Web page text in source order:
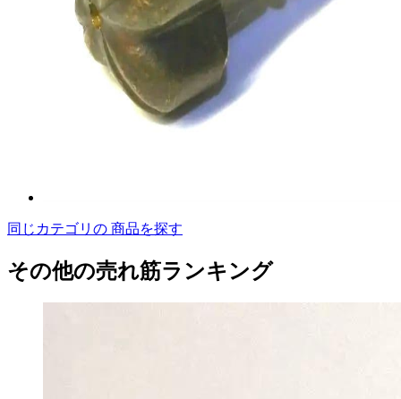
同じカテゴリの 商品を探す
その他の売れ筋ランキング